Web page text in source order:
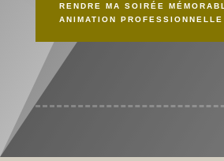
RENDRE MA SOIRÉE
ANIMATION PROFESSIONNELLE